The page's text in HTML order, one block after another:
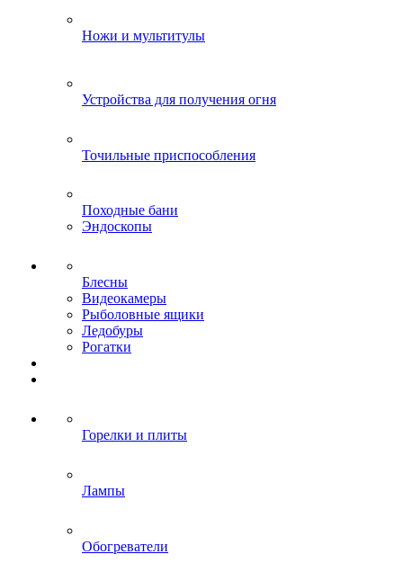
Ножи и мультитулы
Устройства для получения огня
Точильные приспособления
Походные бани
Эндоскопы
Блесны
Видеокамеры
Рыболовные ящики
Ледобуры
Рогатки
Горелки и плиты
Лампы
Обогреватели